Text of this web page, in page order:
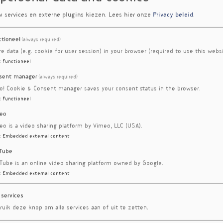
services en externe plugins kiezen. Lees hier onze Privacy beleid.
(always required)
data (e.g. cookie for user session) in your browser (required to use this
: Functioneel
manager (always required)
Cookie & Consent manager saves your consent status in the browser.
: Functioneel
is a video sharing platform by Vimeo, LLC (USA).
: Embedded external content
is an online video sharing platform owned by Google.
: Embedded external content
deze knop om alle services aan of uit te zetten.